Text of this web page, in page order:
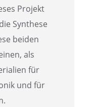
Projekt
Synthese
beiden
als
für
und für